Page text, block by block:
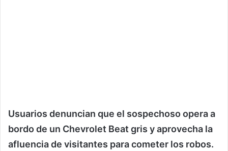
Usuarios denuncian que el sospechoso opera a
bordo de un Chevrolet Beat gris y aprovecha la
afluencia de visitantes para cometer los robos.